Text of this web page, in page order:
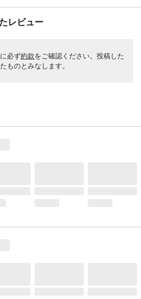
レビュー
必ず約款をご確認ください。投稿した
ものとみなします。